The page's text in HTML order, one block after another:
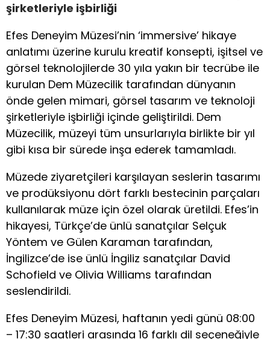
şirketleriyle işbirliği
Efes Deneyim Müzesi’nin ‘immersive’ hikaye
anlatımı üzerine kurulu kreatif konsepti, işitsel ve
görsel teknolojilerde 30 yıla yakın bir tecrübe ile
kurulan Dem Müzecilik tarafından dünyanın
önde gelen mimari, görsel tasarım ve teknoloji
şirketleriyle işbirliği içinde geliştirildi. Dem
Müzecilik, müzeyi tüm unsurlarıyla birlikte bir yıl
gibi kısa bir sürede inşa ederek tamamladı.
Müzede ziyaretçileri karşılayan seslerin tasarımı
ve prodüksiyonu dört farklı bestecinin parçaları
kullanılarak müze için özel olarak üretildi. Efes’in
hikayesi, Türkçe’de ünlü sanatçılar Selçuk
Yöntem ve Gülen Karaman tarafından,
İngilizce’de ise ünlü İngiliz sanatçılar David
Schofield ve Olivia Williams tarafından
seslendirildi.
Efes Deneyim Müzesi, haftanın yedi günü 08:00
– 17:30 saatleri arasında 16 farklı dil seçeneğiyle